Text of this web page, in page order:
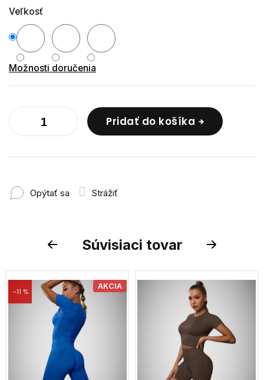
Veľkosť
Možnosti doručenia
Pridať do košíka
Opýtať sa Strážiť
Súvisiaci tovar
Previous
AKCIA
–11 %
Next